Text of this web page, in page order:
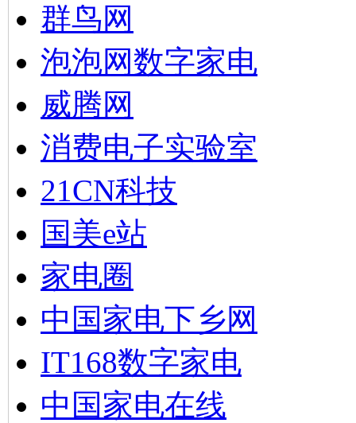
群鸟网
泡泡网数字家电
威腾网
消费电子实验室
21CN科技
国美e站
家电圈
中国家电下乡网
IT168数字家电
中国家电在线